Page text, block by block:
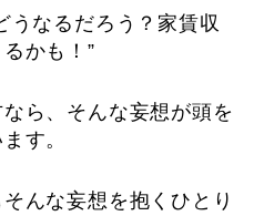
うなるだろう？家賃収
かも！”
ら、そんな妄想が頭を
す。
んな妄想を抱くひとり